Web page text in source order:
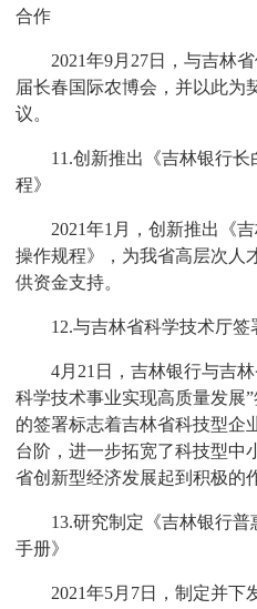
合作
2021年9月27日，与吉林省
届长春国际农博会，并以此为
议。
11.创新推出《吉林银行长
程》
2021年1月，创新推出《吉
操作规程》，为我省高层次人
供资金支持。
12.与吉林省科学技术厅签
4月21日，吉林银行与吉林
科学技术事业实现高质量发展
的签署标志着吉林省科技型企
台阶，进一步拓宽了科技型中
省创新型经济发展起到积极的
13.研究制定《吉林银行普
手册》
2021年5月7日，制定并下